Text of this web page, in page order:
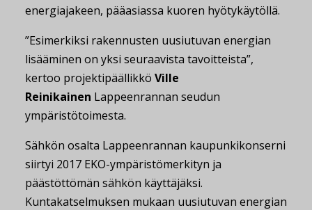
energiajakeen, pääasiassa kuoren hyötykäytöllä.
”Esimerkiksi rakennusten uusiutuvan energian
lisääminen on yksi seuraavista tavoitteista”,
kertoo projektipäällikkö Ville
Reinikainen Lappeenrannan seudun
ympäristötoimesta.
Sähkön osalta Lappeenrannan kaupunkikonserni
siirtyi 2017 EKO-ympäristömerkityn ja
päästöttömän sähkön käyttäjäksi.
Kuntakatselmuksen mukaan uusiutuvan energian